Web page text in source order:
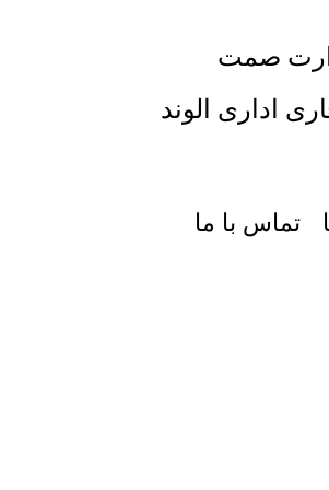
صمت
اداری الوند
تماس با ما